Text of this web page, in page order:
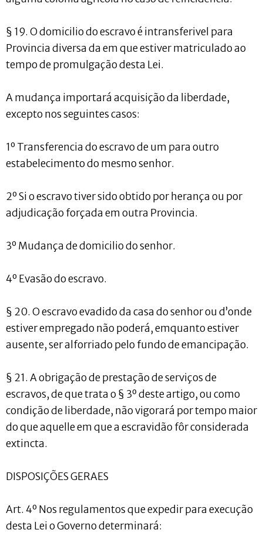
§ 19. O domicilio do escravo é intransferivel para
Provincia diversa da em que estiver matriculado ao
tempo de promulgação desta Lei.
A mudança importará acquisição da liberdade,
excepto nos seguintes casos:
1º Transferencia do escravo de um para outro
estabelecimento do mesmo senhor.
2º Si o escravo tiver sido obtido por herança ou por
adjudicação forçada em outra Provincia.
3º Mudança de domicilio do senhor.
4º Evasão do escravo.
§ 20. O escravo evadido da casa do senhor ou d’onde
estiver empregado não poderá, emquanto estiver
ausente, ser alforriado pelo fundo de emancipação.
§ 21. A obrigação de prestação de serviços de
escravos, de que trata o § 3º deste artigo, ou como
condição de liberdade, não vigorará por tempo maior
do que aquelle em que a escravidão fôr considerada
extincta.
DISPOSIÇÕES GERAES
Art. 4º Nos regulamentos que expedir para execução
desta Lei o Governo determinará: